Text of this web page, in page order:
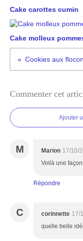
Cake carottes cumin
Cake molleux
Commenter cet
Ajouter
M Marion 17/10/
Voilà une
Répondre
C corinnette 17/
quelle belle